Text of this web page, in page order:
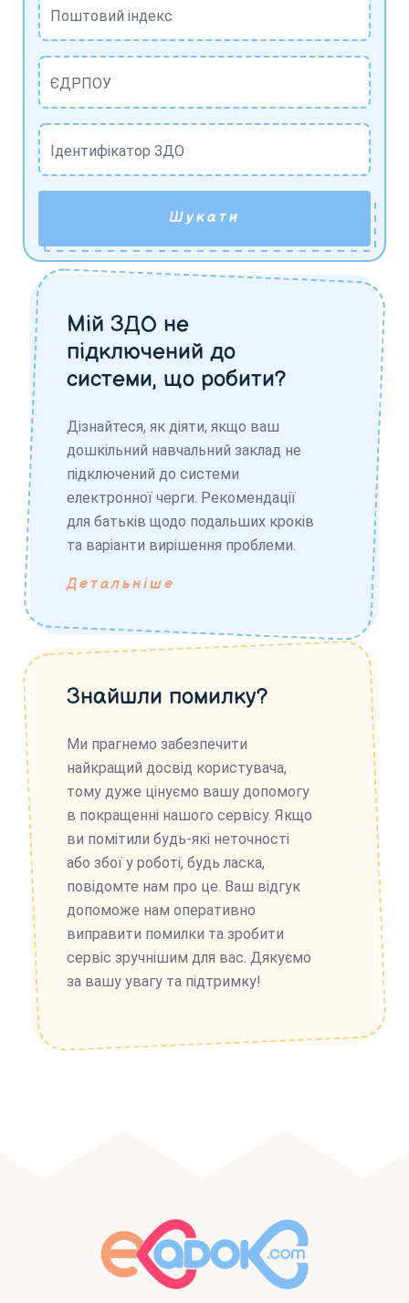
Поштовий індекс
ЄДРПОУ
Ідентифікатор ЗДО
Шукати
Мій ЗДО не
підключений до
системи, що робити?
Дізнайтеся, як діяти, якщо ваш
дошкільний навчальний заклад не
підключений до системи
електронної черги. Рекомендації
для батьків щодо подальших кроків
та варіанти вирішення проблеми.
Детальніше
Знайшли помилку?
Ми прагнемо забезпечити
найкращий досвід користувача,
тому дуже цінуємо вашу допомогу
в покращенні нашого сервісу. Якщо
ви помітили будь-які неточності
або збої у роботі, будь ласка,
повідомте нам про це. Ваш відгук
допоможе нам оперативно
виправити помилки та зробити
сервіс зручнішим для вас. Дякуємо
за вашу увагу та підтримку!